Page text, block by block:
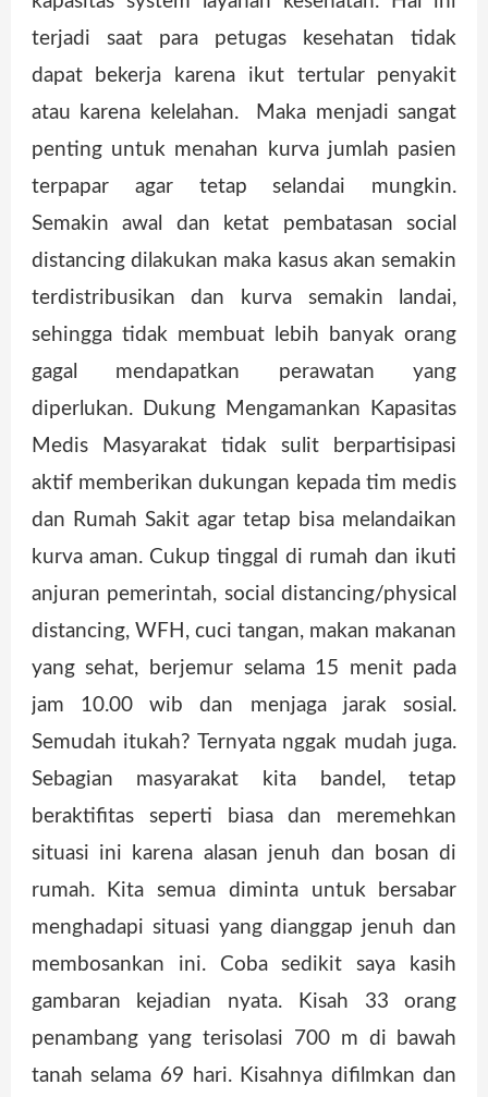
terjadi saat para petugas kesehatan tidak
dapat bekerja karena ikut tertular penyakit
atau karena kelelahan. Maka menjadi sangat
penting untuk menahan kurva jumlah pasien
terpapar agar tetap selandai mungkin.
Semakin awal dan ketat pembatasan social
distancing dilakukan maka kasus akan semakin
terdistribusikan dan kurva semakin landai,
sehingga tidak membuat lebih banyak orang
gagal mendapatkan perawatan yang
diperlukan. Dukung Mengamankan Kapasitas
Medis Masyarakat tidak sulit berpartisipasi
aktif memberikan dukungan kepada tim medis
dan Rumah Sakit agar tetap bisa melandaikan
kurva aman. Cukup tinggal di rumah dan ikuti
anjuran pemerintah, social distancing/physical
distancing, WFH, cuci tangan, makan makanan
yang sehat, berjemur selama 15 menit pada
jam 10.00 wib dan menjaga jarak sosial.
Semudah itukah? Ternyata nggak mudah juga.
Sebagian masyarakat kita bandel, tetap
beraktifitas seperti biasa dan meremehkan
situasi ini karena alasan jenuh dan bosan di
rumah. Kita semua diminta untuk bersabar
menghadapi situasi yang dianggap jenuh dan
membosankan ini. Coba sedikit saya kasih
gambaran kejadian nyata. Kisah 33 orang
penambang yang terisolasi 700 m di bawah
tanah selama 69 hari. Kisahnya difilmkan dan